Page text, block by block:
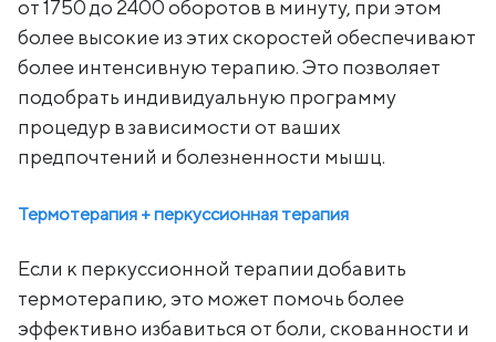
от 1750 до 2400 оборотов в минуту, при этом
более высокие из этих скоростей обеспечивают
более интенсивную терапию. Это позволяет
подобрать индивидуальную программу
процедур в зависимости от ваших
предпочтений и болезненности мышц.
Термотерапия + перкуссионная терапия
Если к перкуссионной терапии добавить
термотерапию, это может помочь более
эффективно избавиться от боли, скованности и